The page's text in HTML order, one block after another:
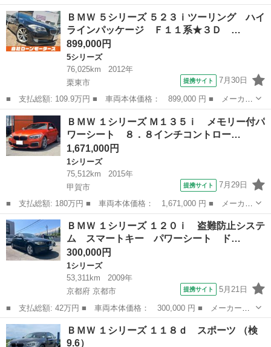
名： ＢＭＷ ■ 車種名： ２シリーズ ■ グレード名： ２１８ｄ
グランツアラー ラグジュアリー バックカメラ／パーク・ディスタ
ンス・コントロー...
滋賀 彦根市
ＢＭＷ ５シリーズ ５２３ｉツーリング ハイ
ラインパッケージ Ｆ１１系★３Ｄ …
899,000円
5シリーズ
76,025km
2012年
栗東市
提携サイト 7月30日
■ 支払総額: 109.9万円 ■ 車両本体価格： 899,000 円 ■ メーカー
名： ＢＭＷ ■ 車種名： ５シリーズ ■ グレード名： ５２３ｉ
ツーリング ハイラインパッケージ Ｆ１１系★３Ｄ Ｄｅｓｉｇｎ
車高調★ブ...
滋賀 栗東市
ＢＭＷ １シリーズ Ｍ１３５ｉ メモリー付パ
ワーシート ８．８インチコントロー…
1,671,000円
1シリーズ
75,512km
2015年
甲賀市
提携サイト 7月29日
■ 支払総額: 180万円 ■ 車両本体価格： 1,671,000 円 ■ メーカー
名： ＢＭＷ ■ 車種名： １シリーズ ■ グレード名： Ｍ１３５
ｉ メモリー付パワーシート ８．８インチコントロールディスプレ
イ クルー...
滋賀 甲賀市
ＢＭＷ １シリーズ １２０ｉ 盗難防止システ
ム スマートキー パワーシート ド…
300,000円
1シリーズ
53,311km
2009年
京都府 京都市
提携サイト 5月21日
■ 支払総額: 42万円 ■ 車両本体価格： 300,000 円 ■ メーカー
名： ＢＭＷ ■ 車種名： １シリーズ ■ グレード名： １２０
ｉ 盗難防止システム スマートキー パワーシート ドライブレコ
ーダー パワーウィ...
京都 京都市
ＢＭＷ １シリーズ １１８ｄ スポーツ （検
9.6）